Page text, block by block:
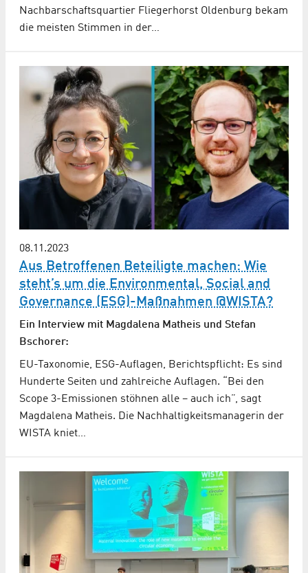
Nachbarschaftsquartier Fliegerhorst Oldenburg bekam
die meisten Stimmen in der…
08.11.2023
Aus Betroffenen Beteiligte machen: Wie
steht’s um die Environmental, Social and
Governance (ESG)-Maßnahmen @WISTA?
Ein Interview mit Magdalena Matheis und Stefan
Bschorer:
EU-Taxonomie, ESG-Auflagen, Berichtspflicht: Es sind
Hunderte Seiten und zahlreiche Auflagen. “Bei den
Scope 3-Emissionen stöhnen alle – auch ich”, sagt
Magdalena Matheis. Die Nachhaltigkeitsmanagerin der
WISTA kniet…